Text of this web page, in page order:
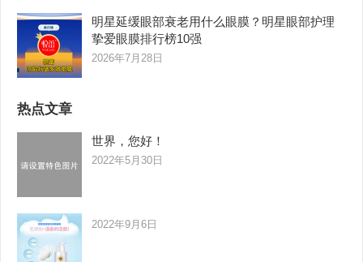
明星延缓眼部衰老用什么眼膜？明星眼部护理
挚爱眼膜排行榜10强
2026年7月28日
热点文章
世界，您好！
2022年5月30日
2022年9月6日